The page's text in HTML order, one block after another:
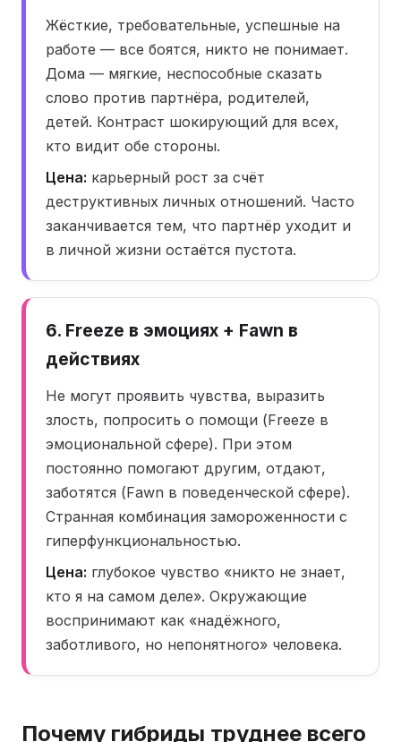
Жёсткие, требовательные, успешные на
работе — все боятся, никто не понимает.
Дома — мягкие, неспособные сказать
слово против партнёра, родителей,
детей. Контраст шокирующий для всех,
кто видит обе стороны.
Цена: карьерный рост за счёт
деструктивных личных отношений. Часто
заканчивается тем, что партнёр уходит и
в личной жизни остаётся пустота.
6. Freeze в эмоциях + Fawn в
действиях
Не могут проявить чувства, выразить
злость, попросить о помощи (Freeze в
эмоциональной сфере). При этом
постоянно помогают другим, отдают,
заботятся (Fawn в поведенческой сфере).
Странная комбинация замороженности с
гиперфункциональностью.
Цена: глубокое чувство «никто не знает,
кто я на самом деле». Окружающие
воспринимают как «надёжного,
заботливого, но непонятного» человека.
Почему гибриды труднее всего